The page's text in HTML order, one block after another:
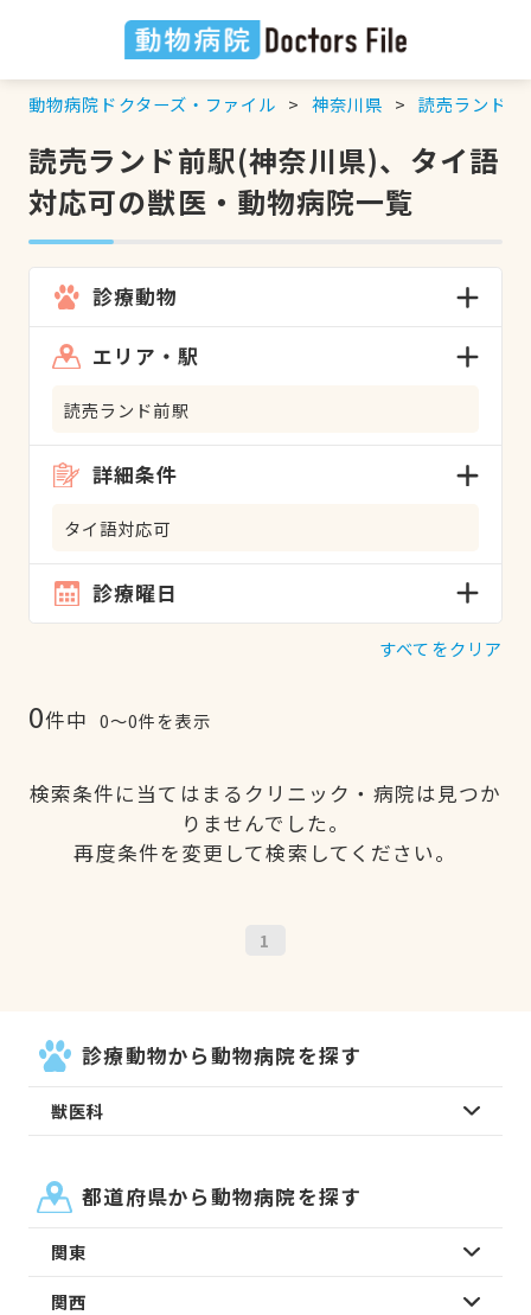
動物病院ドクターズ・ファイル 神奈川県 読売ランド前
読売ランド前駅(神奈川県)、タイ語
対応可の獣医・動物病院一覧
診療動物
エリア・駅
読売ランド前駅
詳細条件
タイ語対応可
診療曜日
すべてをクリア
0件中 0〜0件を表示
検索条件に当てはまるクリニック・病院は見つか
りませんでした。
再度条件を変更して検索してください。
1
診療動物から動物病院を探す
獣医科
都道府県から動物病院を探す
関東
関西